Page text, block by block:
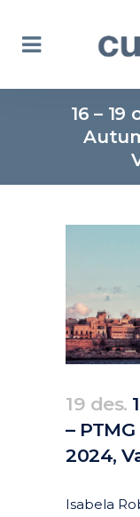
16 – 19
19 des.
–
2024,
Isabela